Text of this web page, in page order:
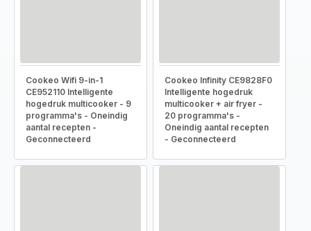
Cookeo Wifi 9-in-1
CE952110 Intelligente
hogedruk multicooker - 9
programma's - Oneindig
aantal recepten -
Geconnecteerd
Cookeo Infinity CE9828F0
Intelligente hogedruk
multicooker + air fryer -
20 programma's -
Oneindig aantal recepten
- Geconnecteerd